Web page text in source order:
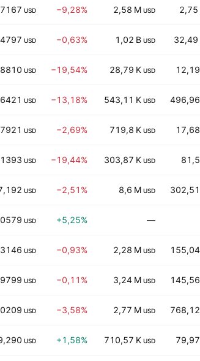
USD −9,28% 2,58 M USD 2,75
USD −0,63% 1,02 B USD 32,49
USD −19,54% 28,79 K USD
USD −13,18% 543,11 K USD
USD −2,69% 719,8 K USD
USD −19,44% 303,87 K USD
USD −2,51% 8,6 M USD
USD +5,25% —
USD −0,93% 2,28 M USD
USD −0,11% 3,24 M USD
USD −3,58% 2,77 M USD
USD +1,58% 710,57 K USD